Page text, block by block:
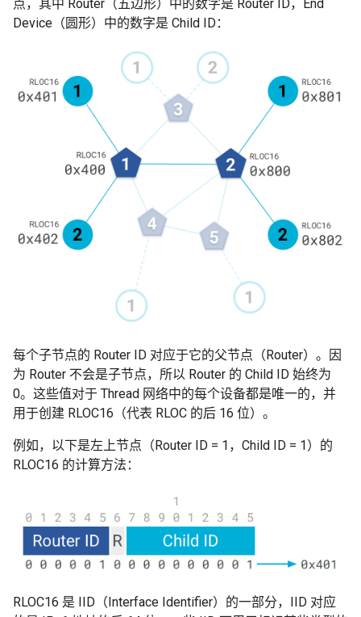
点，其中 Router（五边形）中的数字是 Router ID，End
Device（圆形）中的数字是 Child ID：
每个子节点的 Router ID 对应于它的父节点（Router）。因
为 Router 不会是子节点，所以 Router 的 Child ID 始终为
0。这些值对于 Thread 网络中的每个设备都是唯一的，并
用于创建 RLOC16（代表 RLOC 的后 16 位）。
例如，以下是左上节点（Router ID = 1，Child ID = 1）的
RLOC16 的计算方法：
RLOC16 是 IID（Interface Identifier）的一部分，IID 对应